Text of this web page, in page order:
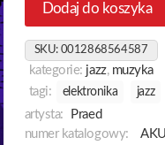
Dodaj do koszyka
SKU: 0012868564587
kategorie: jazz, muzyka
tagi:
elektronika jazz
artysta:
Praed
numer katalogowy: